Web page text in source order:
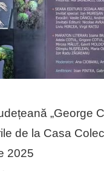
„George
de la Casa
2025